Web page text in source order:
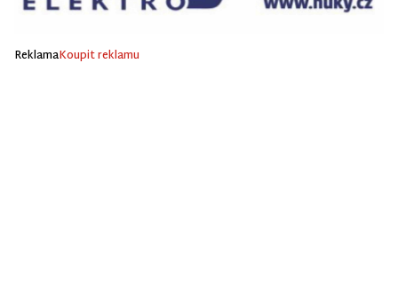
ReklamaKoupit reklamu